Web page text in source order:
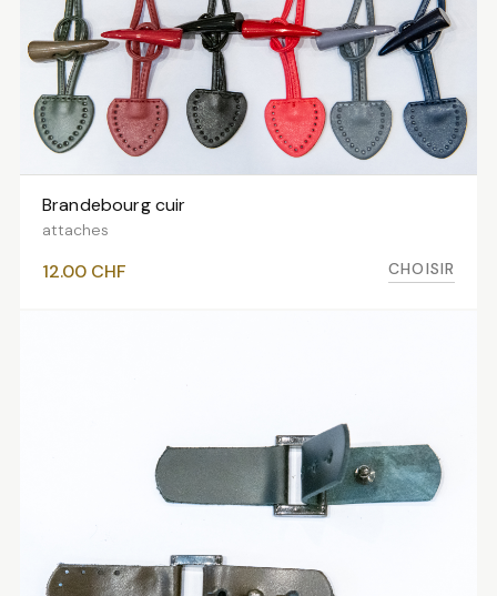
VOIR LES VARIANTES
Brandebourg cuir
attaches
12.00 CHF CHOISIR